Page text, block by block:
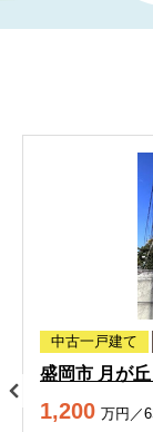
中古一戸建て
盛岡市 月が
1,200 万円／